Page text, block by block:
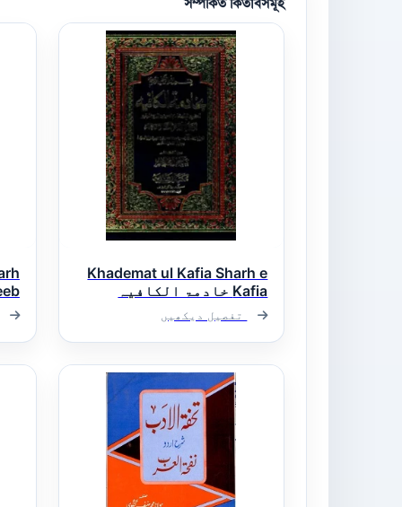
Khademat ul Kafia Sharh e
Kafia خادمۃ الکافیہ
تفصیل دیکھیں